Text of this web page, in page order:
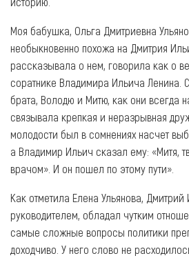
Моя бабушка, Ольга Дмитриевна
необыкновенно похожа на Дмитрия
рассказывала о нем, говорила как о
соратнике Владимира Ильича Ленина.
брата, Володю и Митю, как они всегда
связывала крепкая и неразрывная
молодости был в сомнениях насчет
а Владимир Ильич сказал ему: «Митя,
врачом». И он пошел по этому пути».
Как отметила Елена Ульянова,
руководителем, обладал чутким
самые сложные вопросы политики
доходчиво. У него слово не